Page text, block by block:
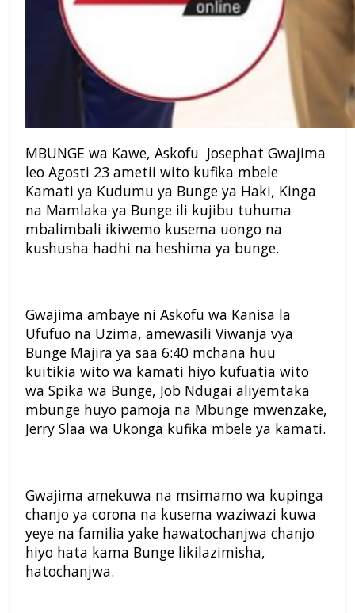
MBUNGE wa Kawe, Askofu Josephat Gwajima
leo Agosti 23 ametii wito kufika mbele
Kamati ya Kudumu ya Bunge ya Haki, Kinga
na Mamlaka ya Bunge ili kujibu tuhuma
mbalimbali ikiwemo kusema uongo na
kushusha hadhi na heshima ya bunge.
Gwajima ambaye ni Askofu wa Kanisa la
Ufufuo na Uzima, amewasili Viwanja vya
Bunge Majira ya saa 6:40 mchana huu
kuitikia wito wa kamati hiyo kufuatia wito
wa Spika wa Bunge, Job Ndugai aliyemtaka
mbunge huyo pamoja na Mbunge mwenzake,
Jerry Slaa wa Ukonga kufika mbele ya kamati.
Gwajima amekuwa na msimamo wa kupinga
chanjo ya corona na kusema waziwazi kuwa
yeye na familia yake hawatochanjwa chanjo
hiyo hata kama Bunge likilazimisha,
hatochanjwa.